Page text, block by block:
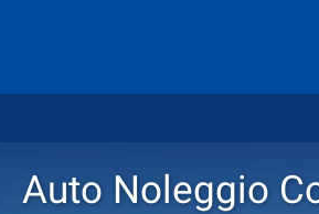
Auto Noleggio